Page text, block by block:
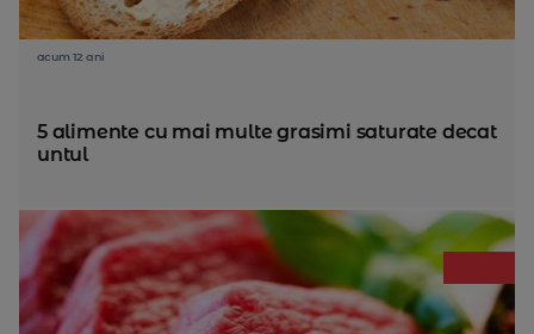
acum 12 ani
5 alimente cu mai multe grasimi saturate decat
untul